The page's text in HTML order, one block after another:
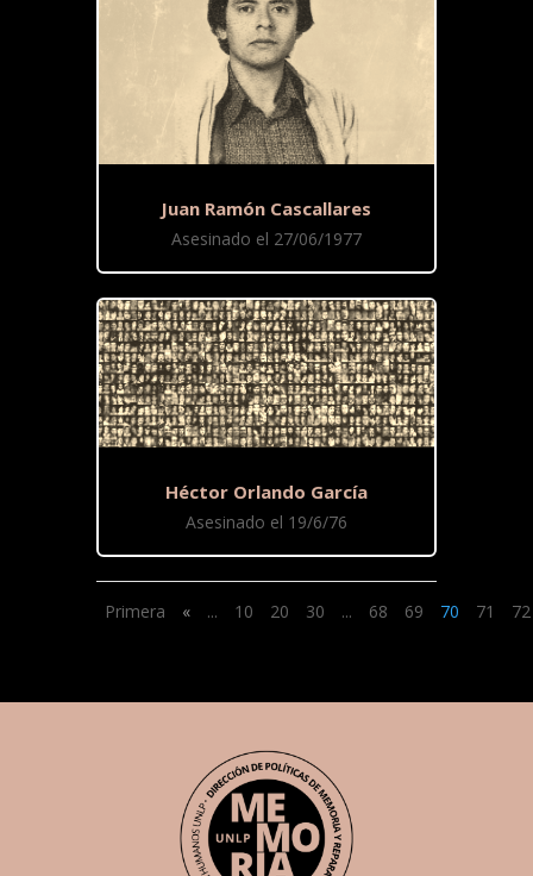
Juan Ramón Cascallares
Asesinado el 27/06/1977
Héctor Orlando García
Asesinado el 19/6/76
Primera « ... 10 20 30 ... 68 69 70 71 72